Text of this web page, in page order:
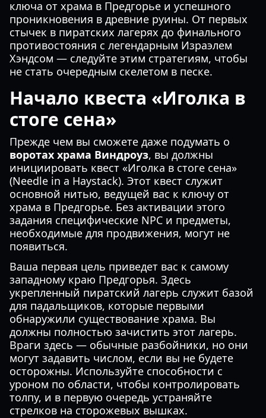
ключа от храма в Предгорье и успешного
проникновения в древние руины. От первых
стычек в пиратских лагерях до финального
противостояния с легендарным Израэлем
Хэндсом — следуйте этим стратегиям, чтобы
не стать очередным скелетом в песке.
Начало квеста «Иголка в
стоге сена»
Прежде чем вы сможете даже подумать о
воротах храма Виндроуз, вы должны
инициировать квест «Иголка в стоге сена»
(Needle in a Haystack). Этот квест служит
основной нитью, ведущей вас к ключу от
храма в Предгорье. Без активации этого
задания специфические NPC и предметы,
необходимые для продвижения, могут не
появиться.
Ваша первая цель приведет вас к самому
западному краю Предгорья. Здесь
укрепленный пиратский лагерь служит базой
для падальщиков, которые первыми
обнаружили существование храма. Вы
должны полностью зачистить этот лагерь.
Враги здесь — обычные разбойники, но они
могут задавить числом, если вы не будете
осторожны. Используйте способности с
уроном по области, чтобы контролировать
толпу, и в первую очередь устраняйте
стрелков на сторожевых вышках.